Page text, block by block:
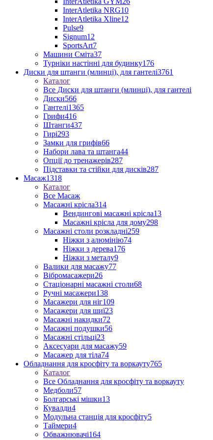
InterAtletika NRG10
InterAtletika Xline12
Pulse9
Signum12
SportsArt7
Машини Сміта37
Турніки настінні для будинку176
Диски для штанги (млинці), для гантелі3761
Каталог
Все Диски для штанги (млинці), для гантелі
Диски566
Гантелі1365
Грифи416
Штанги437
Гирі293
Замки для грифів66
Набори лава та штанга44
Опції до тренажерів287
Підставки та стійки для дисків287
Масаж1318
Каталог
Все Масаж
Масажні крісла314
Вендингові масажні крісла13
Масажні крісла для дому298
Масажні столи розкладні259
Ніжки з алюмінію74
Ніжки з дерева176
Ніжки з металу9
Валики для масажу77
Вібромасажери26
Стаціонарні масажні столи68
Ручні масажери138
Масажери для ніг109
Масажери для шиї23
Масажні накидки72
Масажні подушки56
Масажні стільці23
Аксесуари для масажу59
Масажер для тіла74
Обладнання для кросфіту та воркауту765
Каталог
Все Обладнання для кросфіту та воркауту
Медболи57
Болгарські мішки13
Кувалди4
Модульна станція для кросфіту5
Таймери4
Обважнювачі164